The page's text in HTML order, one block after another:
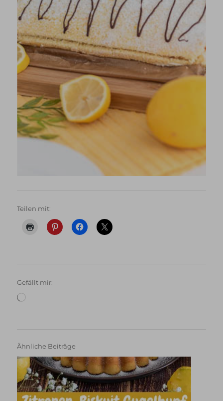
Teilen mit:
Gefällt mir:
Ähnliche Beiträge